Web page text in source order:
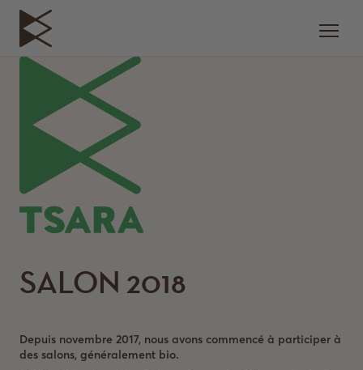
SALON 2018
Depuis novembre 2017, nous avons commencé à participer à
des salons, généralement bio.